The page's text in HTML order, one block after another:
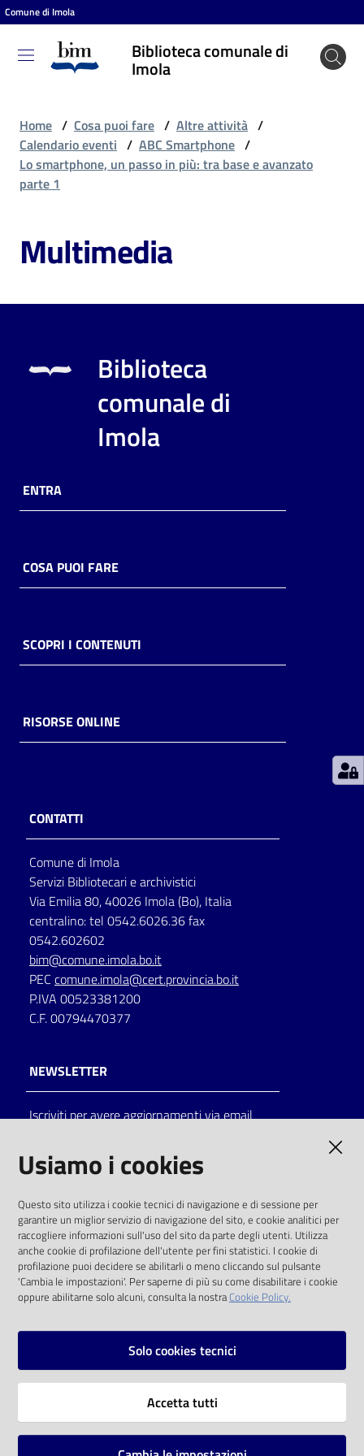
Vai al contenuto
Vai alla navigazione
Vai al footer
Comune di Imola
Biblioteca comunale di
Imola
Biblioteca
comunale
Entra
Cosa
puoi
Archivio
Decentrate
lettura
Seguici
su
Catalogo
Eventi
Chiedi al
bibliotecario
Avvisi
Home / Cosa puoi fare / Altre attività /
Calendario eventi / ABC Smartphone /
Lo smartphone, un passo in più: tra base e avanzato
parte 1
Multimedia
Biblioteca
comunale di
Imola
ENTRA
COSA PUOI FARE
SCOPRI I CONTENUTI
RISORSE ONLINE
CONTATTI
Comune di Imola
Servizi Bibliotecari e archivistici
Via Emilia 80, 40026 Imola (Bo), Italia
centralino: tel 0542.6026.36 fax
0542.602602
bim@comune.imola.bo.it
PEC comune.imola@cert.provincia.bo.it
P.IVA 00523381200
C.F. 00794470377
NEWSLETTER
Iscriviti per avere aggiornamenti via email
solo alle condizioni previste dalla direttiva
comunitaria 2003/98/CE e dal d.lgs. 36/2006
SOCIAL
Instagram
Vai alla pagina
Usiamo i cookies
Questo sito utilizza i cookie tecnici di navigazione e di sessione per
garantire un miglior servizio di navigazione del sito, e cookie analitici per
raccogliere informazioni sull'uso del sito da parte degli utenti. Utilizza
anche cookie di profilazione dell'utente per fini statistici. I cookie di
profilazione puoi decidere se abilitarli o meno cliccando sul pulsante
'Cambia le impostazioni'. Per saperne di più su come disabilitare i cookie
oppure abilitarne solo alcuni, consulta la nostraCookie Policy.
Solo cookies tecnici
Accetta tutti